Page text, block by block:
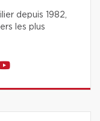
depuis 1982,
les plus